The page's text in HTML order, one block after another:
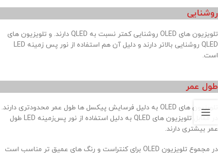
روشنایی
تلویزیون های OLED روشنایی کمتر نسبت به QLED دارند. و تلویزیون های
QLED روشنایی بالاتر دارند و دلیل آن هم استفاده از نور پس زمینه LED
است.
طول عمر
تلویزیون های OLED به دلیل فرسایش پیکسل ها طول عمر محدودتری دارند.
در مقابل تلویزیون های QLED به دلیل استفاده از نور پس‌زمینه LED طول
عمر بیشتری دارند.
در مجموع تلویزیون OLED برای کنتراست و رنگ های عمیق تر مناسب است